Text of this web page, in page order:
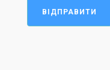
ВІДПРАВИТИ